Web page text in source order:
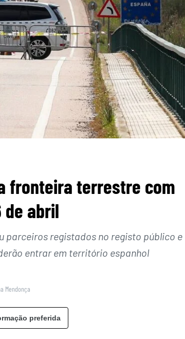
fronteira terrestre com
de abril
parceiros registados no registo público e
entrar em território espanhol
Mendonça
preferida